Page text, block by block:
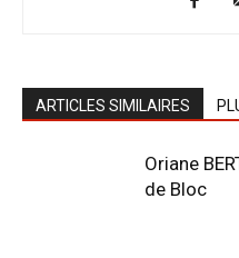
ARTICLES SIMILAIRES
Oriane
de Bloc